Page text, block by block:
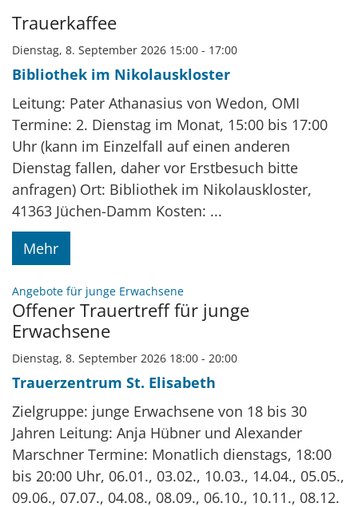
Datum: 8. September 2026
Trauerkaffee
Dienstag, 8. September 2026 15:00 - 17:00
Bibliothek im Nikolauskloster
Leitung: Pater Athanasius von Wedon, OMI
Termine: 2. Dienstag im Monat, 15:00 bis 17:00
Uhr (kann im Einzelfall auf einen anderen
Dienstag fallen, daher vor Erstbesuch bitte
anfragen) Ort: Bibliothek im Nikolauskloster,
41363 Jüchen-Damm Kosten: ...
Mehr
Angebote für junge Erwachsene:
Offener Trauertreff für junge
Erwachsene
Dienstag, 8. September 2026 18:00 - 20:00
Trauerzentrum St. Elisabeth
Zielgruppe: junge Erwachsene von 18 bis 30
Jahren Leitung: Anja Hübner und Alexander
Marschner Termine: Monatlich dienstags, 18:00
bis 20:00 Uhr, 06.01., 03.02., 10.03., 14.04., 05.05.,
09.06., 07.07., 04.08., 08.09., 06.10., 10.11., 08.12.